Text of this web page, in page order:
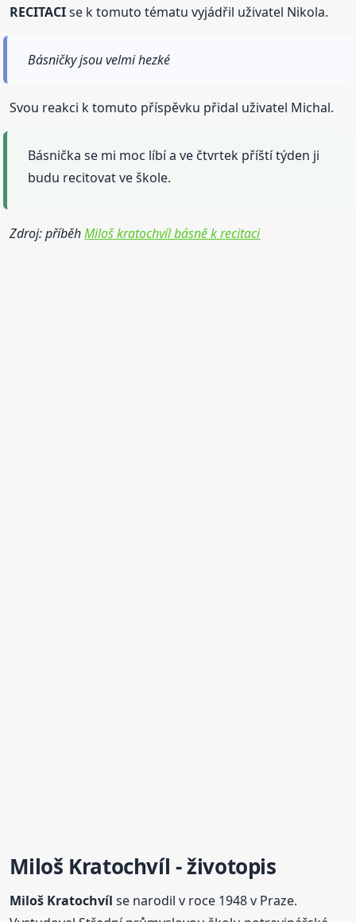
RECITACIse k tomuto tématu vyjádřil uživatel Nikola.
Básničky jsou velmi hezké
Svou reakci k tomuto příspěvku přidal uživatel Michal.
Básnička se mi moc líbí a ve čtvrtek příští týden ji
budu recitovat ve škole.
Zdroj: příběhMiloš kratochvíl básně k recitaci
Miloš Kratochvíl - životopis
Miloš Kratochvíl se narodil v roce 1948 v Praze.